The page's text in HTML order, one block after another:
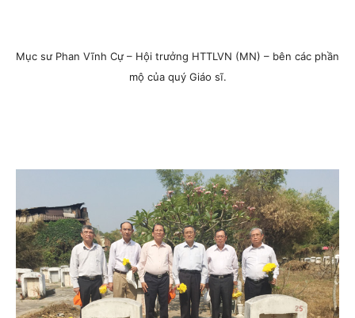
Mục sư Phan Vĩnh Cự – Hội trưởng HTTLVN (MN) – bên các phần
mộ của quý Giáo sĩ.